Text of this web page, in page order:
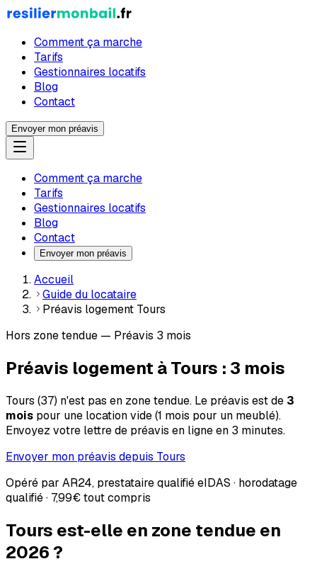
Comment ça marche
Tarifs
Gestionnaires locatifs
Blog
Contact
Envoyer mon préavis
Comment ça marche
Tarifs
Gestionnaires locatifs
Blog
Contact
Envoyer mon préavis
Accueil
Guide du locataire
Préavis logement Tours
Hors zone tendue — Préavis 3 mois
Préavis logement àTours : 3 mois
Tours (37) n'est pas en zone tendue. Le préavis est de 3
mois pour une location vide (1 mois pour un meublé).
Envoyez votre lettre de préavis en ligne en 3 minutes.
Envoyer mon préavis depuis Tours
Opéré par AR24, prestataire qualifié eIDAS · horodatage
qualifié · 7,99€tout compris
Tours est-elle en zone tendue en
2026 ?